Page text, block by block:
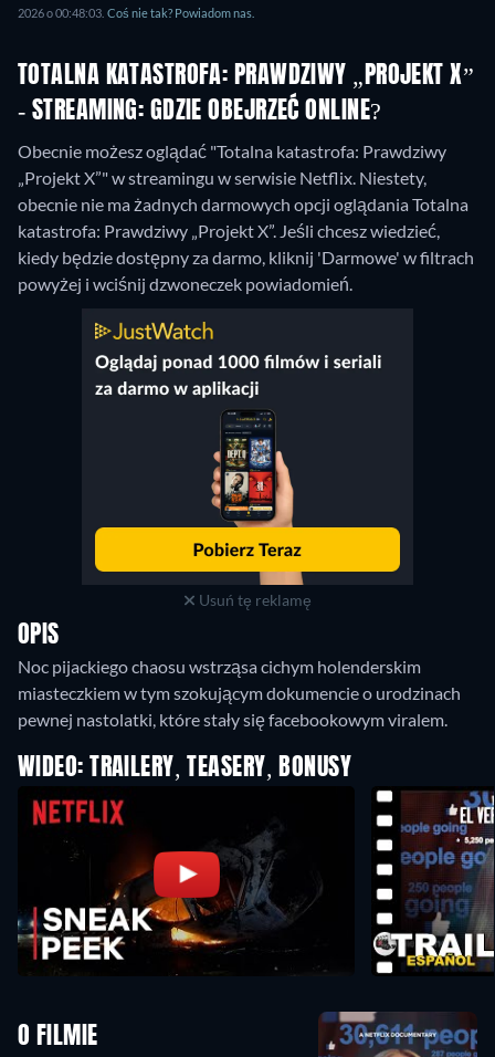
2026 o 00:48:03. Coś nie tak? Powiadom nas.
TOTALNA KATASTROFA: PRAWDZIWY „PROJEKT X”
- STREAMING: GDZIE OBEJRZEĆ ONLINE?
Obecnie możesz oglądać "Totalna katastrofa: Prawdziwy
„Projekt X”" w streamingu w serwisie Netflix. Niestety,
obecnie nie ma żadnych darmowych opcji oglądania Totalna
katastrofa: Prawdziwy „Projekt X”. Jeśli chcesz wiedzieć,
kiedy będzie dostępny za darmo, kliknij 'Darmowe' w filtrach
powyżej i wciśnij dzwoneczek powiadomień.
Usuń tę reklamę
OPIS
Noc pijackiego chaosu wstrząsa cichym holenderskim
miasteczkiem w tym szokującym dokumencie o urodzinach
pewnej nastolatki, które stały się facebookowym viralem.
WIDEO: TRAILERY, TEASERY, BONUSY
O FILMIE